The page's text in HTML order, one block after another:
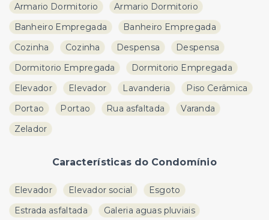
Armario Dormitorio
Armario Dormitorio
Banheiro Empregada
Banheiro Empregada
Cozinha
Cozinha Despensa
Despensa
Dormitorio Empregada
Dormitorio Empregada
Elevador
Elevador Lavanderia
Piso Cerâmica
Portao
Portao Rua asfaltada
Varanda
Zelador
Características do Condomínio
Elevador Elevador social
Esgoto
Estrada asfaltada
Galeria aguas pluviais